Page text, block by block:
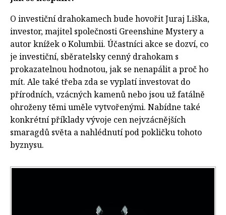
O investiční drahokamech bude hovořit Juraj Liška,
investor, majitel společnosti Greenshine Mystery a
autor knížek o Kolumbii. Účastníci akce se dozví, co
je investiční, sběratelsky cenný drahokam s
prokazatelnou hodnotou, jak se nenapálit a proč ho
mít. Ale také třeba zda se vyplatí investovat do
přírodních, vzácných kamenů nebo jsou už fatálně
ohroženy těmi uměle vytvořenými. Nabídne také
konkrétní příklady vývoje cen nejvzácnějších
smaragdů světa a nahlédnutí pod pokličku tohoto
byznysu.